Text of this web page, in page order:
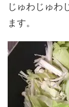
じゅわじゅわ
ます。